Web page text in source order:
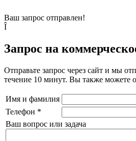
Ваш запрос отправлен!
Î
Запрос на
Отправьте запрос через сайт и мы
течение 10 минут. Вы также можете
Имя и фамилия
Телефон *
Ваш вопрос или задача